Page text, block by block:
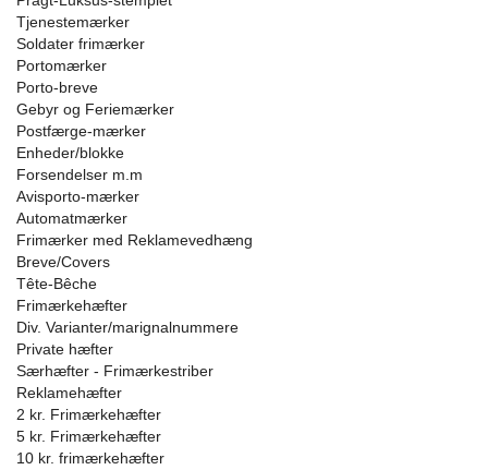
Tjenestemærker
Soldater frimærker
Portomærker
Porto-breve
Gebyr og Feriemærker
Postfærge-mærker
Enheder/blokke
Forsendelser m.m
Avisporto-mærker
Automatmærker
Frimærker med Reklamevedhæng
Breve/Covers
Tête-Bêche
Frimærkehæfter
Div. Varianter/marignalnummere
Private hæfter
Særhæfter - Frimærkestriber
Reklamehæfter
2 kr. Frimærkehæfter
5 kr. Frimærkehæfter
10 kr. frimærkehæfter